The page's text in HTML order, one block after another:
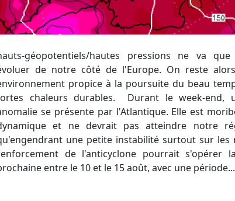
entre le 10 et le 15 août, avec une période...